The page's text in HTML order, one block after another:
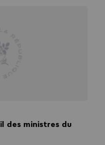
des ministres du